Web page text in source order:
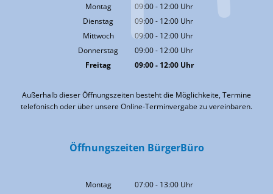
Montag 09:00- 12:00 Uhr
Von 09:00 bis 12:00 Uhr
Dienstag 09:00- 12:00 Uhr
Von 09:00 bis 12:00 Uhr
Mittwoch 09:00- 12:00 Uhr
Von 09:00 bis 12:00 Uhr
Donnerstag 09:00- 12:00 Uhr
Von 09:00 bis 12:00 Uhr
Freitag 09:00- 12:00Uhr
Außerhalb dieser Öffnungszeiten besteht die Möglichkeite, Termine
telefonisch oder über unsere Online-Terminvergabe zu vereinbaren.
Öffnungszeiten BürgerBüro
Montag 07:00- 13:00 Uhr